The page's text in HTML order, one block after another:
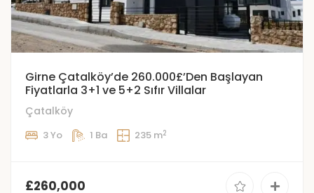
Girne Çatalköy’de 260.000£’Den Başlayan
Fiyatlarla 3+1 ve 5+2 Sıfır Villalar
Çatalköy
3 Yo 1 Ba 235 m2
£260,000